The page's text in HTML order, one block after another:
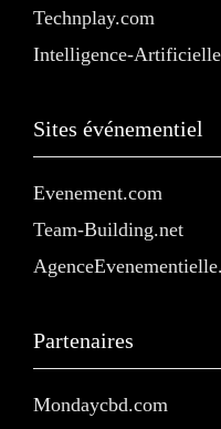
Technplay.com
Intelligence-
Sites événementiel
Evenement.com
Team-Building.net
Partenaires
Mondaycbd.com